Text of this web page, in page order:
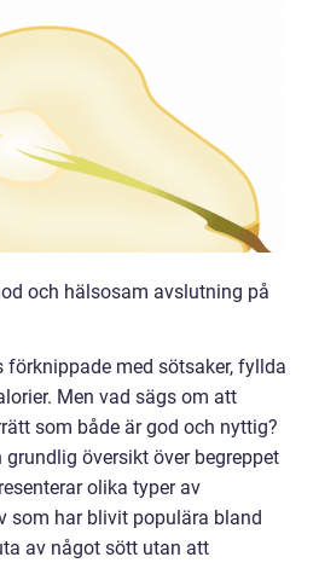
och hälsosam avslutning på
förknippade med sötsaker, fyllda
Men vad sägs om att
som både är god och nyttig?
grundlig översikt över begreppet
olika typer av
som har blivit populära bland
av något sött utan att